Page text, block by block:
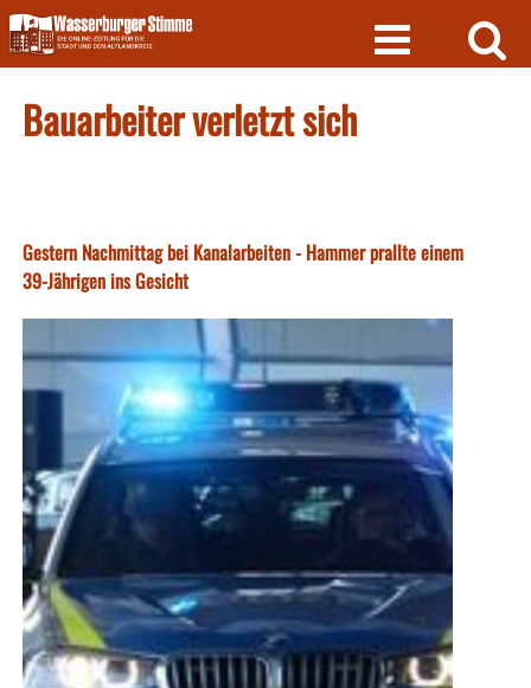
Skip
to
content
Bauarbeiter verletzt sich
Gestern Nachmittag bei Kanalarbeiten - Hammer prallte einem
39-Jährigen ins Gesicht